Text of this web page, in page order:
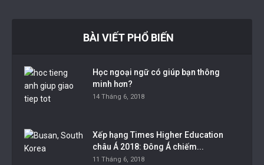
BÀI VIẾT PHỔ BIẾN
Học ngoại ngữ có giúp bạn thông
minh hơn?
14 Tháng 6, 2018
Xếp hạng Times Higher Education
châu Á 2018: Đông Á chiếm...
11 Tháng 6, 2018